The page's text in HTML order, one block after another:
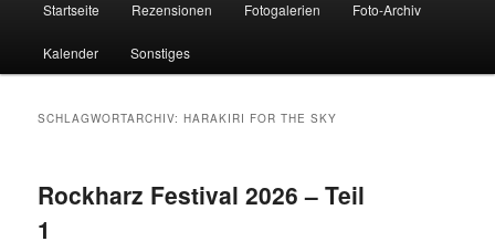
Startseite Rezensionen Fotogalerien Foto-Archiv
Kalender Sonstiges
SCHLAGWORTARCHIV:HARAKIRI FOR THE SKY
Rockharz Festival 2026 – Teil
1